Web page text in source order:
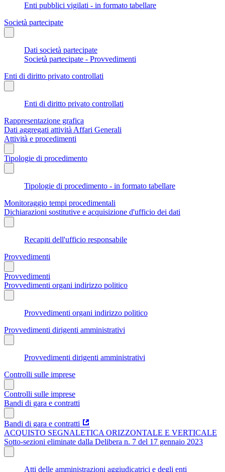
Enti pubblici vigilati - in formato tabellare
Società partecipate
Dati società partecipate
Società partecipate - Provvedimenti
Enti di diritto privato controllati
Enti di diritto privato controllati
Rappresentazione grafica
Dati aggregati attività Affari Generali
Attività e procedimenti
Tipologie di procedimento
Tipologie di procedimento - in formato tabellare
Monitoraggio tempi procedimentali
Dichiarazioni sostitutive e acquisizione d'ufficio dei dati
Recapiti dell'ufficio responsabile
Provvedimenti
Provvedimenti
Provvedimenti organi indirizzo politico
Provvedimenti organi indirizzo politico
Provvedimenti dirigenti amministrativi
Provvedimenti dirigenti amministrativi
Controlli sulle imprese
Controlli sulle imprese
Bandi di gara e contratti
Bandi di gara e contratti
ACQUISTO SEGNALETICA ORIZZONTALE E VERTICALE
Sotto-sezioni eliminate dalla Delibera n. 7 del 17 gennaio 2023
Atti delle amministrazioni aggiudicatrici e degli enti